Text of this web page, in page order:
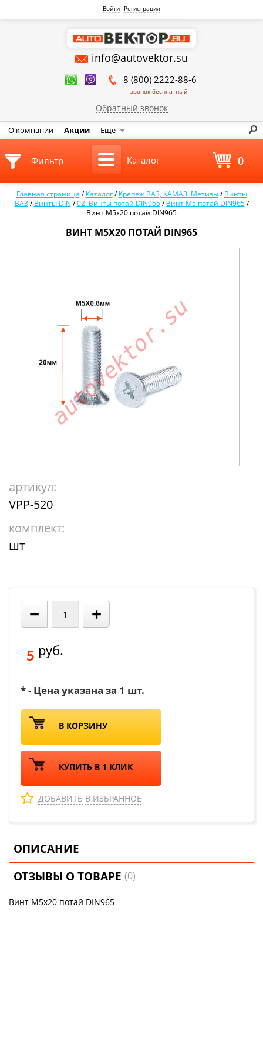
Войти Регистрация
info@autovektor.su
8 (800) 2222-88-6
звонок бесплатный
Обратный звонок
О компании Акции Еще
Главная страница /Каталог /Крепеж ВАЗ, КАМАЗ, Метизы /Винты
ВАЗ /Винты DIN /02. Винты потай DIN965 /Винт М5 потай DIN965 /
Винт М5х20 потай DIN965
ВИНТ М5Х20 ПОТАЙ DIN965
артикул:
VPP-520
комплект:
шт
− +
5 руб.
* - Цена указана за 1 шт.
В КОРЗИНУ
КУПИТЬ В 1 КЛИК
ДОБАВИТЬ В ИЗБРАННОЕ
ОПИСАНИЕ
ОТЗЫВЫ О ТОВАРЕ(0)
Винт М5х20 потай DIN965
Фильтр Каталог 0